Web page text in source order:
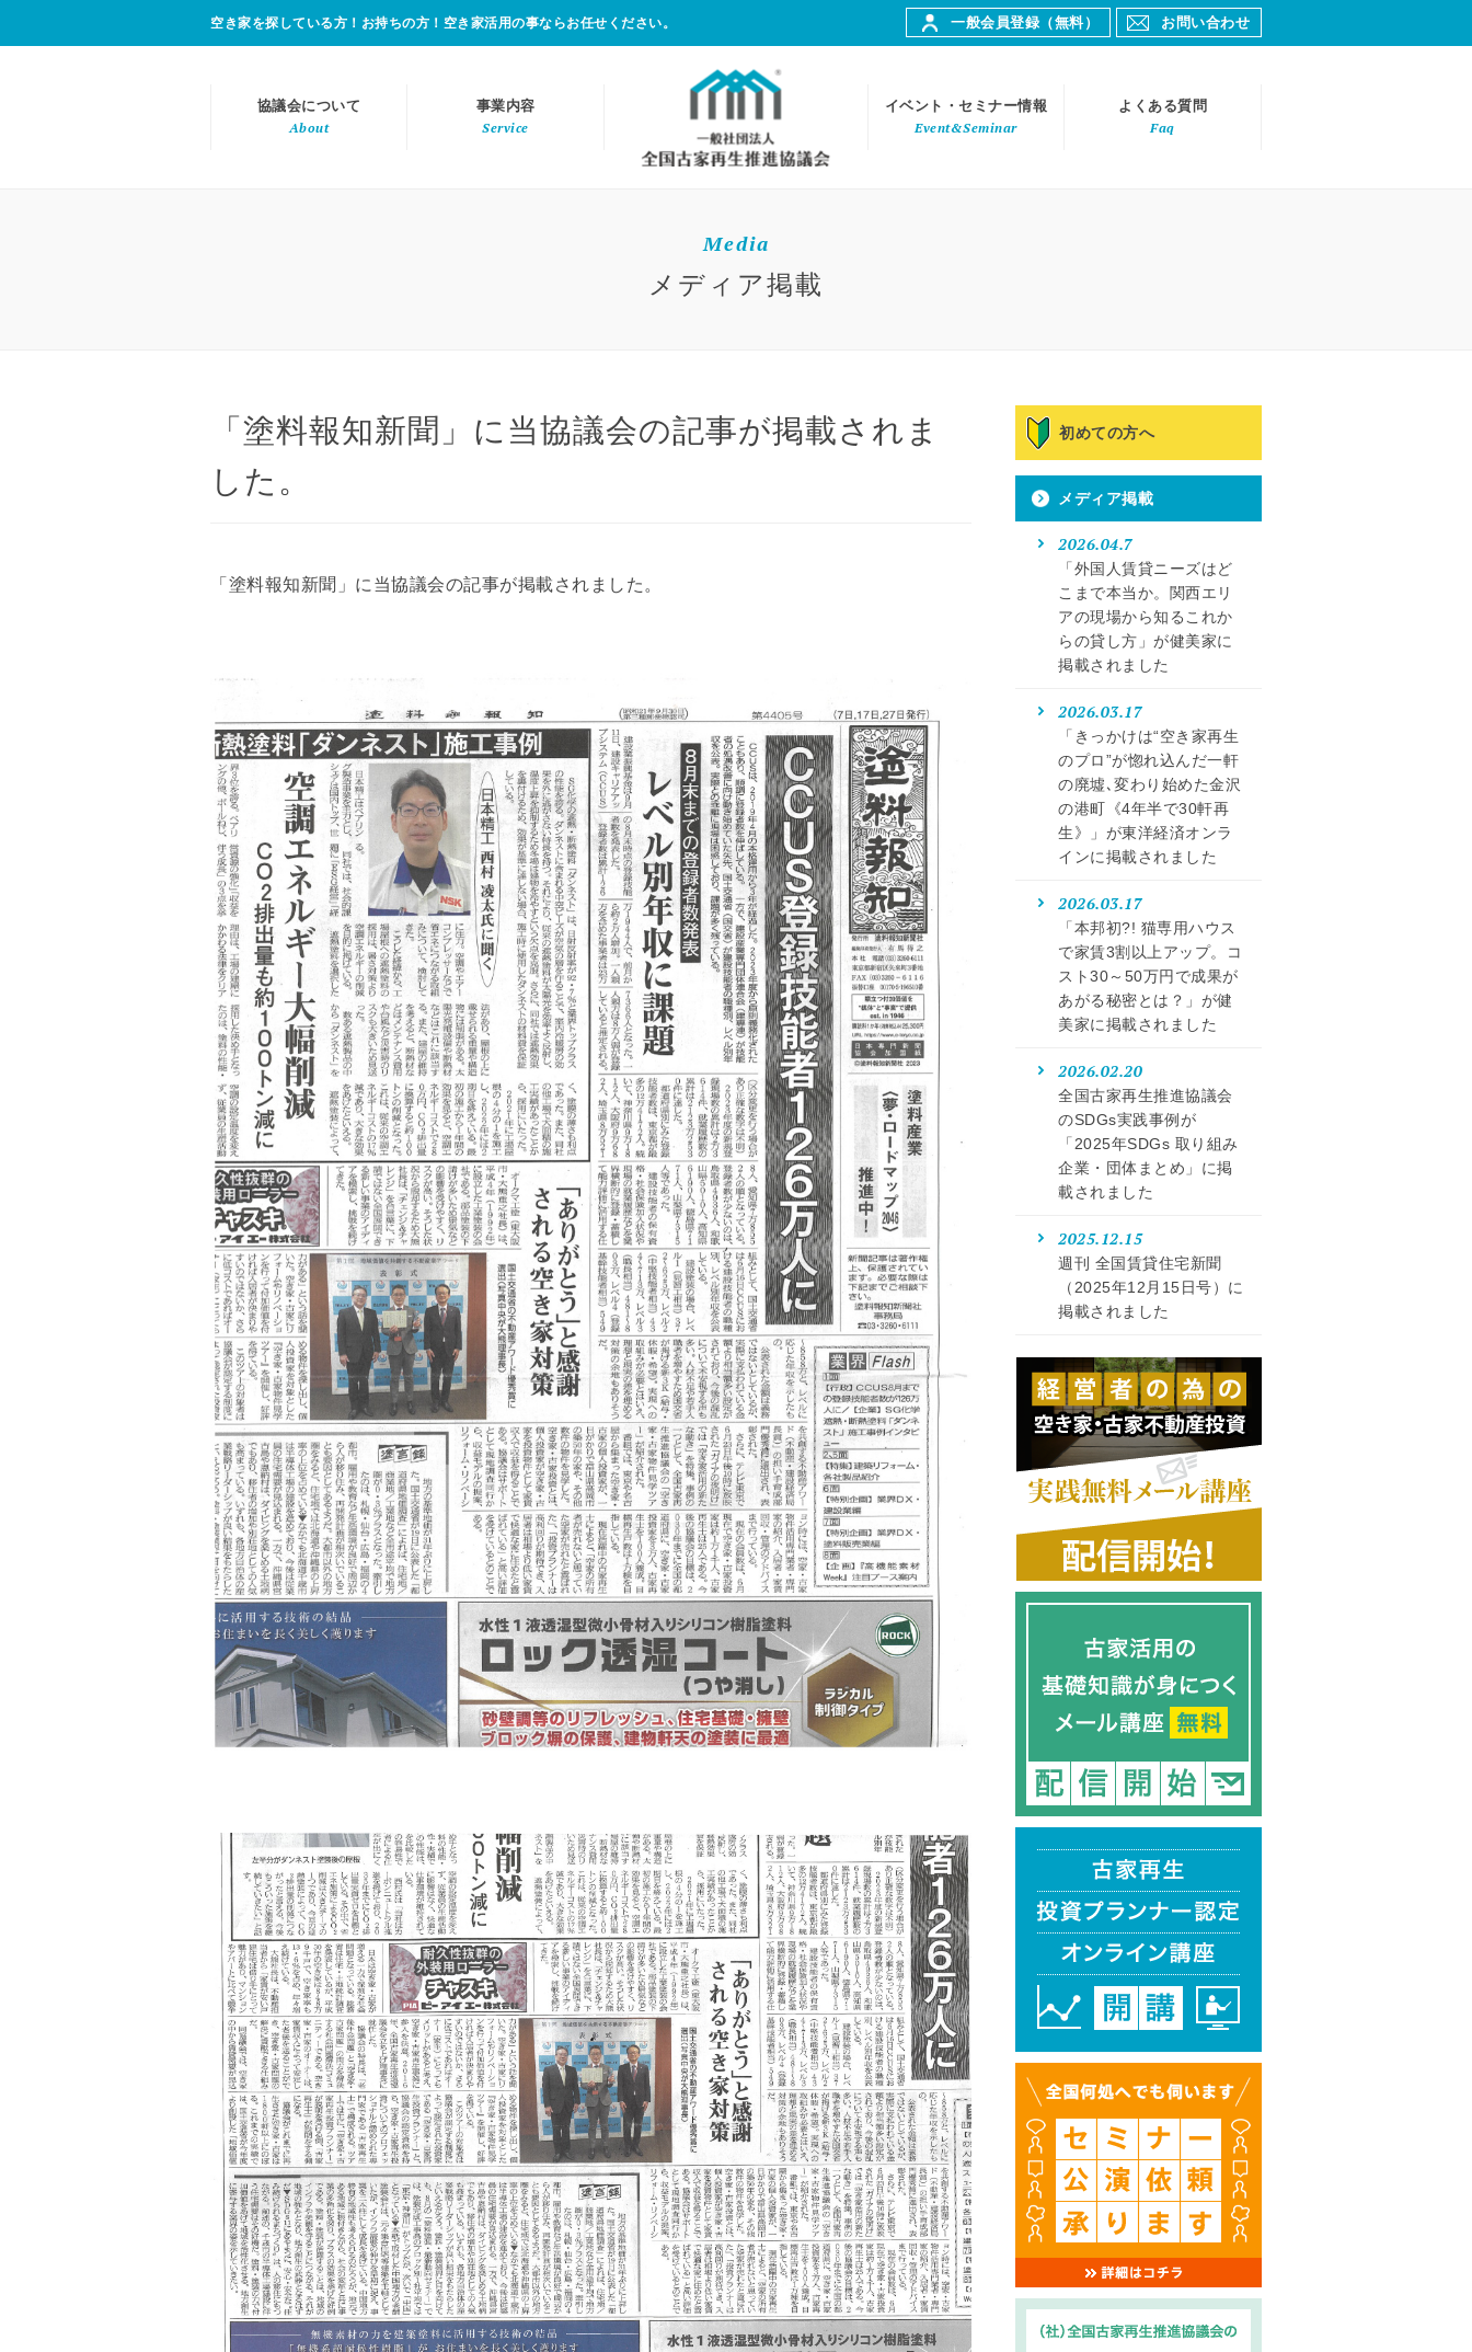
空き家を探している方！お持ちの方！空き家活用の事ならお任せください。 一般会員登録（無料） お問い合わせ
協議会について
About
事業内容
Service
イベント・セミナー情報
Event&Seminar
よくある質問
Faq
Media
メディア掲載
「塗料報知新聞」に当協議会の記事が掲載されま
した。
「塗料報知新聞」に当協議会の記事が掲載されました。
初めての方へ
メディア掲載
2026.04.7
「外国人賃貸ニーズはど
こまで本当か。関西エリ
アの現場から知るこれか
らの貸し方」が健美家に
掲載されました
2026.03.17
「きっかけは“空き家再生
のプロ”が惚れ込んだ一軒
の廃墟､変わり始めた金沢
の港町《4年半で30軒再
生》」が東洋経済オンラ
インに掲載されました
2026.03.17
「本邦初?! 猫専用ハウス
で家賃3割以上アップ。コ
スト30～50万円で成果が
あがる秘密とは？」が健
美家に掲載されました
2026.02.20
全国古家再生推進協議会
のSDGs実践事例が
「2025年SDGs 取り組み
企業・団体まとめ」に掲
載されました
2025.12.15
週刊 全国賃貸住宅新聞
（2025年12月15日号）に
掲載されました